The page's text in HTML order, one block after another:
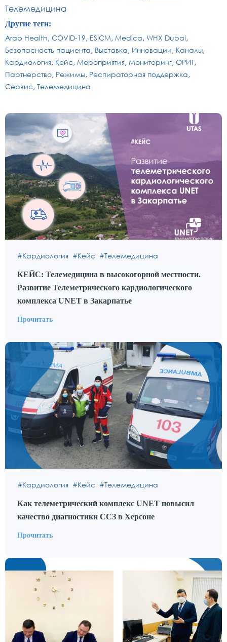
Телемедицина
Другие теги:
Arab Health COVID-19 ESICM Medica WHX Dubai
Безопасность пациента Выставка Инновации Каналы
Кардиология Кейс Мероприятия Мониторинг ОРИТ
Партнерство Режимы Респираторная поддержка
Сервис Телемедицина
Кардиология Кейс Телемедицина
КЕЙС: Телемедицина в высокогорной местности.
Развитие Телеметрического кардиологического
комплекса UNET в Закарпатье
Прочитать
Кардиология Кейс Телемедицина
Как телеметрический комплекс UNET повысил
качество диагностики ССЗ в Херсоне
Прочитать